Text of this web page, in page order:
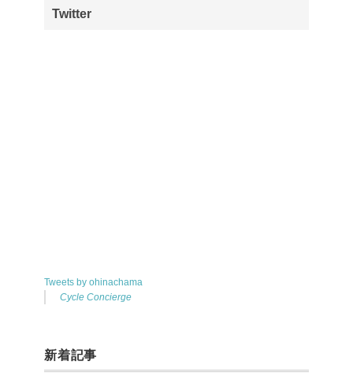
Twitter
Tweets by ohinachama
Cycle Concierge
新着記事